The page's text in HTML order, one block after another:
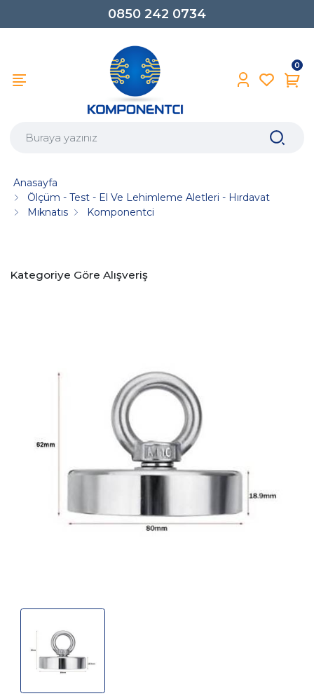
0850 242 0734
0
Anasayfa
Ölçüm - Test - El Ve Lehimleme Aletleri - Hırdavat
Mıknatıs
Komponentci
Kategoriye Göre Alışveriş